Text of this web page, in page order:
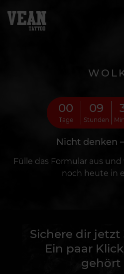
00
Tage
09
Stunden
Nicht denken
Fülle das Formular aus
noch heute in
Sichere dir jetzt
Ein paar
gehört